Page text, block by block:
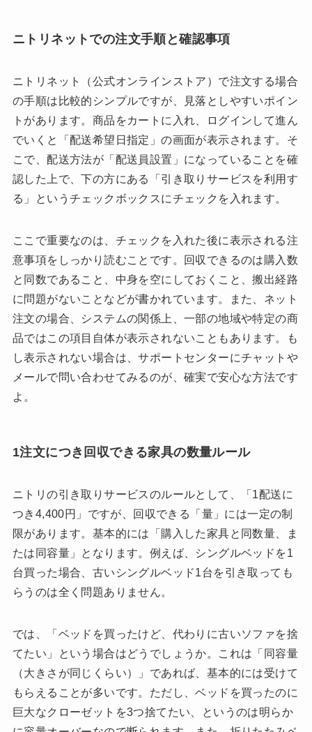
ニトリネットでの注文手順と確認事項
ニトリネット（公式オンラインストア）で注文する場合
の手順は比較的シンプルですが、見落としやすいポイン
トがあります。商品をカートに入れ、ログインして進ん
でいくと「配送希望日指定」の画面が表示されます。そ
こで、配送方法が「配送員設置」になっていることを確
認した上で、下の方にある「引き取りサービスを利用す
る」というチェックボックスにチェックを入れます。
ここで重要なのは、チェックを入れた後に表示される注
意事項をしっかり読むことです。回収できるのは購入数
と同数であること、中身を空にしておくこと、搬出経路
に問題がないことなどが書かれています。また、ネット
注文の場合、システムの関係上、一部の地域や特定の商
品ではこの項目自体が表示されないこともあります。も
し表示されない場合は、サポートセンターにチャットや
メールで問い合わせてみるのが、確実で安心な方法です
よ。
1注文につき回収できる家具の数量ルール
ニトリの引き取りサービスのルールとして、「1配送に
つき4,400円」ですが、回収できる「量」には一定の制
限があります。基本的には「購入した家具と同数量、ま
たは同容量」となります。例えば、シングルベッドを1
台買った場合、古いシングルベッド1台を引き取っても
らうのは全く問題ありません。
では、「ベッドを買ったけど、代わりに古いソファを捨
てたい」という場合はどうでしょうか。これは「同容量
（大きさが同じくらい）」であれば、基本的には受けて
もらえることが多いです。ただし、ベッドを買ったのに
巨大なクローゼットを3つ捨てたい、というのは明らか